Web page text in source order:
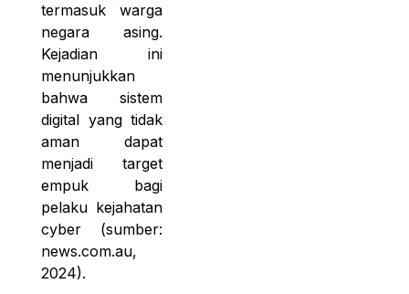
termasuk warga
negara asing.
Kejadian ini
menunjukkan
bahwa sistem
digital yang tidak
aman dapat
menjadi target
empuk bagi
pelaku kejahatan
cyber (sumber:
news.com.au,
2024).